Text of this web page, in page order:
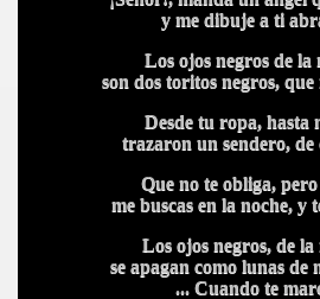
y me dibuje a ti
Los ojos negros de la
son dos toritos negros,
Desde tu ropa, hasta
trazaron un sendero, de
Que no te obliga,
me buscas en la noche, y
Los ojos negros, de la
se apagan como lunas de
... Cuando te